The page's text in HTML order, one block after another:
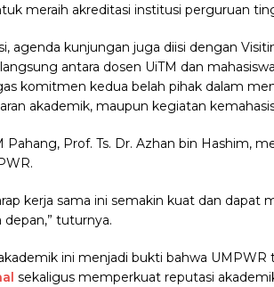
meraih akreditasi institusi perguruan
agenda kunjungan juga diisi dengan
antara dosen UiTM dan
komitmen kedua belah pihak dalam
akademik, maupun kegiatan
Pahang, Prof. Ts. Dr. Azhan bin Hashim,
kerja sama ini semakin kuat dan dapat
depan,” tuturnya.
ini menjadi bukti bahwa UMPWR
sekaligus memperkuat reputasi